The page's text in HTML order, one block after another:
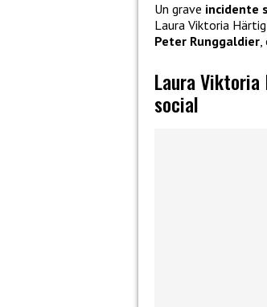
Un grave incidente
Laura Viktoria
Peter Runggaldier,
Laura
social